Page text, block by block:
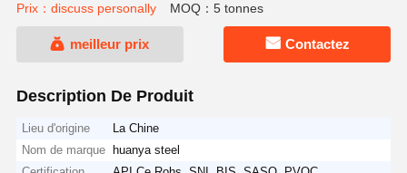
Prix：discuss personally MOQ：5 tonnes
meilleur prix Contactez
Description De Produit
Lieu d'origine
La Chine
Nom de marque
huanya steel